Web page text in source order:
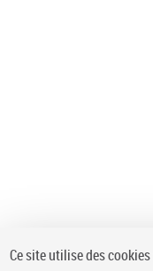
Ce site utilise des